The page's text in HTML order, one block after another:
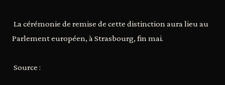
La cérémonie de remise de cette distinction aura lieu au
Parlement européen, à Strasbourg, fin mai.
Source :